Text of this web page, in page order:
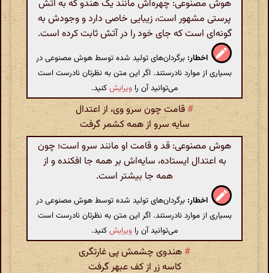
هوش مصنوعی: چهره‌اش مانند یک هندو که به آتش
پرستی مشهور است، زیبایی خاصی دارد و وجودش به
گونه‌ای است که جای خود را در آتش ثابت کرده است.
اخطار: برگردان‌های تولید شده توسط هوش مصنوعی در
بسیاری از موارد نادرستند. اگر این متن به نظرتان نادرست است
می‌توانید آن را ویرایشکنید.
#قامت چون سرو وی، از اعتدال
سایه سرو از همه کشمر گرفت
هوش مصنوعی: قد و قامت او مانند سرو است؛ چون
به اعتدال ایستاده، سایه‌اش بر همه جا افکنده و از
همه جا بیشتر است.
اخطار: برگردان‌های تولید شده توسط هوش مصنوعی در
بسیاری از موارد نادرستند. اگر این متن به نظرتان نادرست است
می‌توانید آن را ویرایشکنید.
# هندوی چشمش پی غارتگری
کاسه زر از کف عبهر گرفت